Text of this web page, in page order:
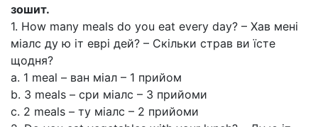
зошит.
1. How many meals do you eat every day? – Хав мені
міалс ду ю іт еврі дей? – Скільки страв ви їсте
щодня?
a. 1 meal – ван міал – 1 прийом
b. 3 meals – сри міалс – 3 прийоми
c. 2 meals – ту міалс – 2 прийоми